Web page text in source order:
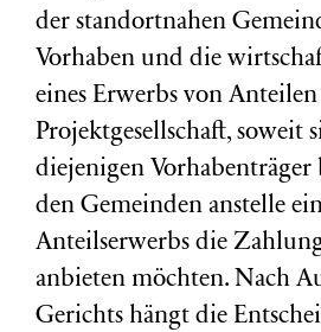
der standortnahen
Vorhaben und die
eines Erwerbs von
Projektgesellschaft, soweit
diejenigen Vorhabenträger
den Gemeinden anstelle
Anteilserwerbs die
anbieten möchten. Nach
Gerichts hängt die